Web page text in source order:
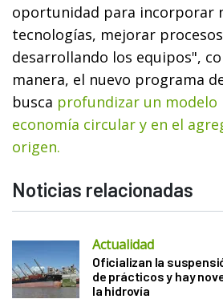
oportunidad para incorporar
tecnologías, mejorar
desarrollando los equipos",
manera, el nuevo programa
busca profundizar un modelo
economía circular y en el
origen.
Noticias relacionadas
Actualidad
Oficializan la
de prácticos y hay
la hidrovía